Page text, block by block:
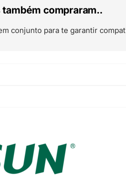
compraram..
conjunto para te garantir